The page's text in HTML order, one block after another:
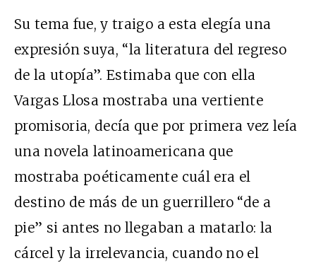
Su tema fue, y traigo a esta elegía una
expresión suya, “la literatura del regreso
de la utopía”. Estimaba que con ella
Vargas Llosa mostraba una vertiente
promisoria, decía que por primera vez leía
una novela latinoamericana que
mostraba poéticamente cuál era el
destino de más de un guerrillero “de a
pie” si antes no llegaban a matarlo: la
cárcel y la irrelevancia, cuando no el